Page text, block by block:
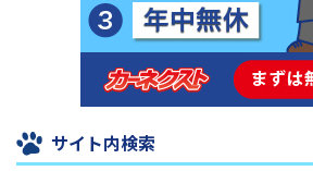
サイト内検索